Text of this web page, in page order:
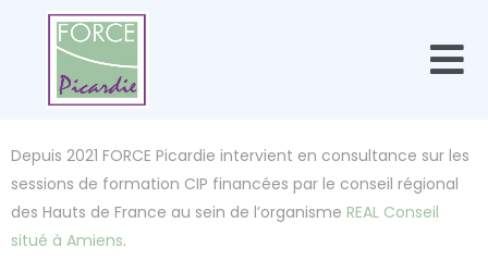
Depuis 2021 FORCE Picardie intervient en consultance sur les
sessions de formation CIP financées par le conseil régional
des Hauts de France au sein de l’organisme REAL Conseil
situé à Amiens.